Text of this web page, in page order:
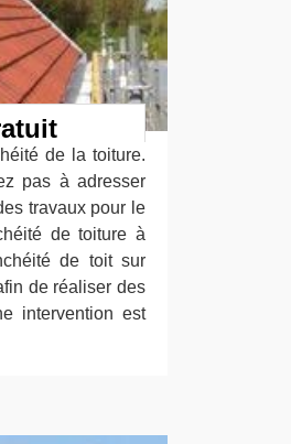
de la toiture.
pas à adresser
travaux pour le
de toiture à
de toit sur
de réaliser des
intervention est